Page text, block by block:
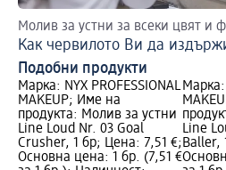
Молив за устни за всеки цвят и
Как червилото Ви да
Подобни продукти
Марка: NYX PROFESSIONAL
MAKEUP; Име на
продукта: Молив за устни
Line Loud Nr. 03 Goal
Crusher, 1 бр; Цена: 7,51 €;
Основна цена: 1 бр. (7,51 €
Марка:
Line
Baller,